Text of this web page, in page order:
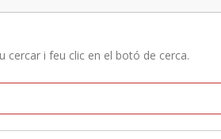
cercar i feu clic en el botó de cerca.